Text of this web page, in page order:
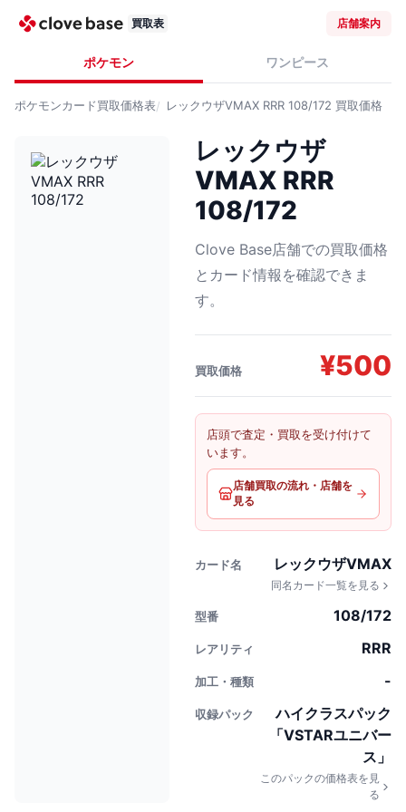
買取表 店舗案内
ポケモン ワンピース
ポケモンカード買取価格表 レックウザVMAX RRR 108/172 買取価格
レックウザ
VMAX RRR
108/172
Clove Base店舗での買取価格
とカード情報を確認できま
す。
買取価格 ¥500
店頭で査定・買取を受け付けて
います。
店舗買取の流れ・店舗を
見る
カード名 レックウザVMAX
同名カード一覧を見る
型番 108/172
レアリティ RRR
加工・種類 -
収録パック
ハイクラスパック
「VSTARユニバー
ス」
このパックの価格表を見
る